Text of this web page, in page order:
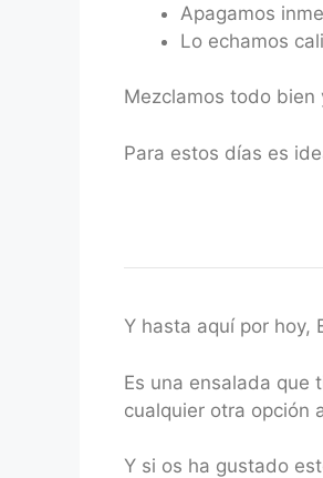
Apagamos
Lo echamos
Mezclamos todo
Para estos días es
Y hasta aquí por hoy,
Es una ensalada que
cualquier otra opción
Y si os ha gustado